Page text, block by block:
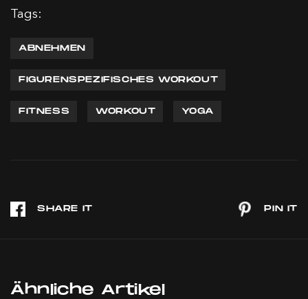
Tags:
ABNEHMEN
FIGURENSPEZIFISCHES WORKOUT
FITNESS WORKOUT YOGA
Ähnliche Artikel